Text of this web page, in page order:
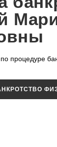
процедуре